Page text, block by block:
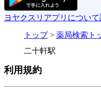
ヨヤクスリアプリについ
トップ> 薬局検索ト
二十軒駅
利用規約